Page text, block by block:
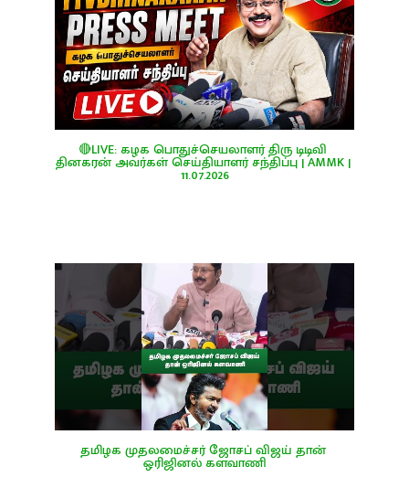
🔴LIVE: கழக பொதுச்செயலாளர் திரு டிடிவி
தினகரன் அவர்கள் செய்தியாளர் சந்திப்பு | AMMK |
11.07.2026
தமிழக முதலமைச்சர் ஜோசப் விஜய் தான்
ஒரிஜினல் களவாணி